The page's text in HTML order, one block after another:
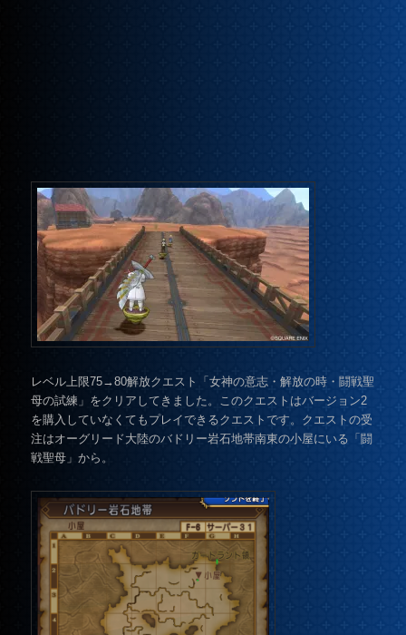
レベル上限75→80解放クエスト「女神の意志・解放の時・闘戦聖
母の試練」をクリアしてきました。このクエストはバージョン2
を購入していなくてもプレイできるクエストです。クエストの受
注はオーグリード大陸のバドリー岩石地帯南東の小屋にいる「闘
戦聖母」から。